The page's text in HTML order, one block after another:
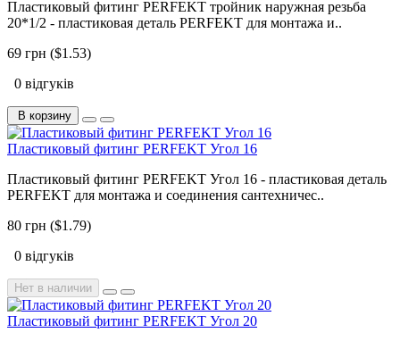
Пластиковый фитинг PERFEKT тройник наружная резьба
20*1/2 - пластиковая деталь PERFEKT для монтажа и..
69 грн ($1.53)
0 відгуків
В корзину
Пластиковый фитинг PERFEKT Угол 16
Пластиковый фитинг PERFEKT Угол 16 - пластиковая деталь
PERFEKT для монтажа и соединения сантехничес..
80 грн ($1.79)
0 відгуків
Нет в наличии
Пластиковый фитинг PERFEKT Угол 20